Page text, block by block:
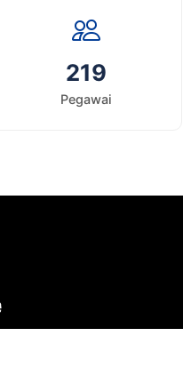
219
Pegawai